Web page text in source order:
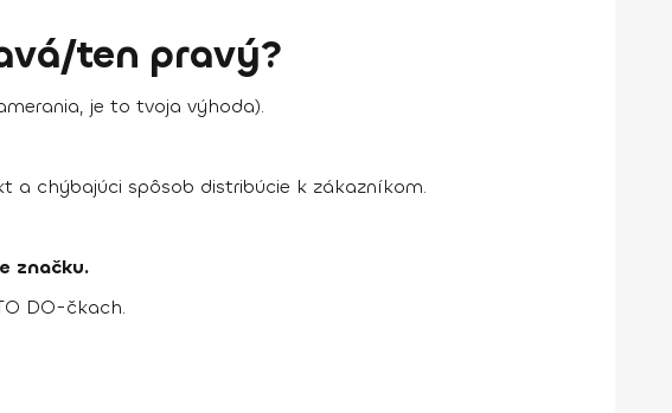
ten pravý?
je to tvoja výhoda).
a chýbajúci spôsob distribúcie k zákazníkom.
značku.
DO-čkach.